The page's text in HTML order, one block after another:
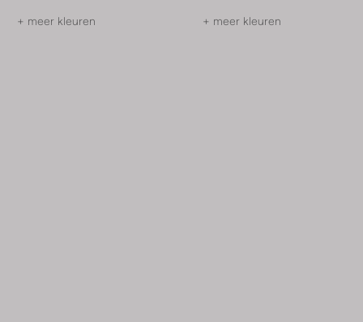
+ meer kleuren + meer kleuren